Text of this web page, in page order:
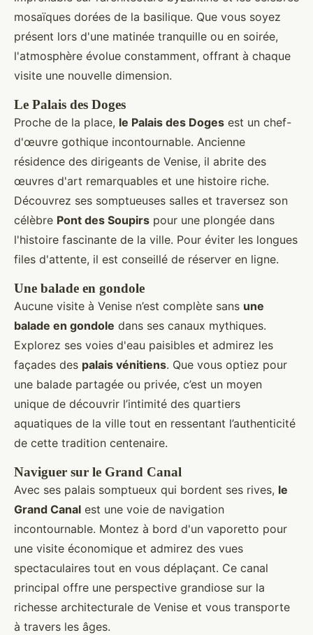
mosaïques dorées de la basilique. Que vous soyez
présent lors d'une matinée tranquille ou en soirée,
l'atmosphère évolue constamment, offrant à chaque
visite une nouvelle dimension.
Le Palais des Doges
Proche de la place, le Palais des Doges est un chef-
d'œuvre gothique incontournable. Ancienne
résidence des dirigeants de Venise, il abrite des
œuvres d'art remarquables et une histoire riche.
Découvrez ses somptueuses salles et traversez son
célèbre Pont des Soupirs pour une plongée dans
l'histoire fascinante de la ville. Pour éviter les longues
files d'attente, il est conseillé de réserver en ligne.
Une balade en gondole
Aucune visite à Venise n’est complète sans une
balade en gondole dans ses canaux mythiques.
Explorez ses voies d'eau paisibles et admirez les
façades des palais vénitiens. Que vous optiez pour
une balade partagée ou privée, c’est un moyen
unique de découvrir l’intimité des quartiers
aquatiques de la ville tout en ressentant l’authenticité
de cette tradition centenaire.
Naviguer sur le Grand Canal
Avec ses palais somptueux qui bordent ses rives, le
Grand Canal est une voie de navigation
incontournable. Montez à bord d'un vaporetto pour
une visite économique et admirez des vues
spectaculaires tout en vous déplaçant. Ce canal
principal offre une perspective grandiose sur la
richesse architecturale de Venise et vous transporte
à travers les âges.